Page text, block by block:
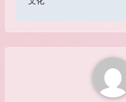
ビ
ゲ
ー